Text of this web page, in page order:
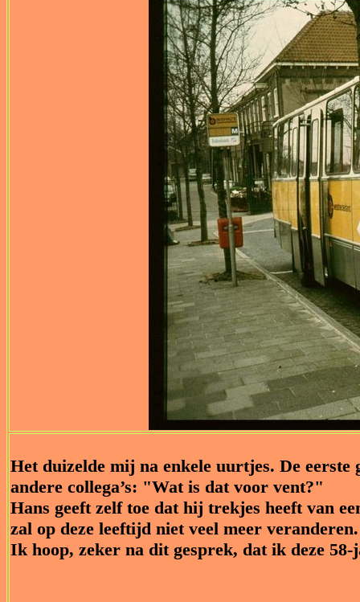
Het duizelde mij na enkele uurtjes. De
andere collega’s: "Wat is dat voor vent?"
Hans geeft zelf toe dat hij trekjes heeft van
zal op deze leeftijd niet veel meer veranderen.
Ik hoop, zeker na dit gesprek, dat ik deze